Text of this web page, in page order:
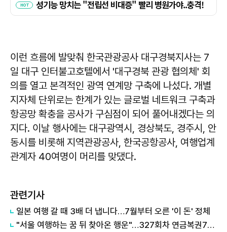
이런 흐름에 발맞춰 한국관광공사 대구경북지사는 7
일 대구 인터불고호텔에서 '대구경북 관광 협의체' 회
의를 열고 본격적인 광역 연계망 구축에 나섰다. 개별
지자체 단위로는 한계가 있는 글로벌 네트워크 구축과
항공망 확충을 공사가 구심점이 되어 풀어내겠다는 의
지다. 이날 행사에는 대구광역시, 경상북도, 경주시, 안
동시를 비롯해 지역관광공사, 한국공항공사, 여행업계
관계자 40여명이 머리를 맞댔다.
관련기사
일본 여행 갈 때 3배 더 냅니다…7월부터 오른 '이 돈' 정체
"서울 여행하는 꿈 뒤 찾아온 행운"…327회차 연금복권720+ 당첨번호조회 주목